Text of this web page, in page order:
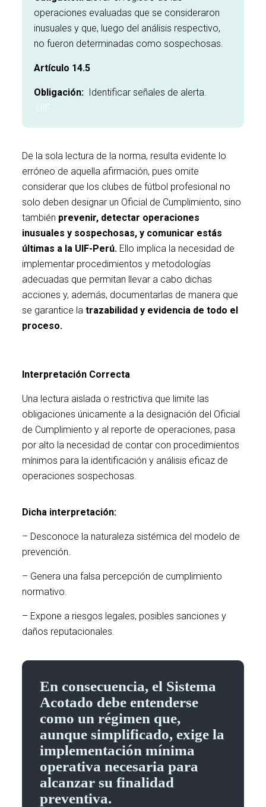
operaciones evaluadas que se consideraron
inusuales y que, luego del análisis respectivo,
no fueron determinadas como sospechosas.
Artículo 14.5
Obligación: Identificar señales de alerta.
UIF
De la sola lectura de la norma, resulta evidente lo
erróneo de aquella afirmación, pues omite
considerar que los clubes de fútbol profesional no
solo deben designar un Oficial de Cumplimiento, sino
también prevenir, detectar operaciones
inusuales y sospechosas, y comunicar estás
últimas a la UIF-Perú. Ello implica la necesidad de
implementar procedimientos y metodologías
adecuadas que permitan llevar a cabo dichas
acciones y, además, documentarlas de manera que
se garantice la trazabilidad y evidencia de todo el
proceso.
Interpretación Correcta
Una lectura aislada o restrictiva que limite las
obligaciones únicamente a la designación del Oficial
de Cumplimiento y al reporte de operaciones, pasa
por alto la necesidad de contar con procedimientos
mínimos para la identificación y análisis eficaz de
operaciones sospechosas.
Dicha interpretación:
– Desconoce la naturaleza sistémica del modelo de
prevención.
– Genera una falsa percepción de cumplimiento
normativo.
– Expone a riesgos legales, posibles sanciones y
daños reputacionales.
En consecuencia, el Sistema
Acotado debe entenderse
como un régimen que,
aunque simplificado, exige la
implementación mínima
operativa necesaria para
alcanzar su finalidad
preventiva.